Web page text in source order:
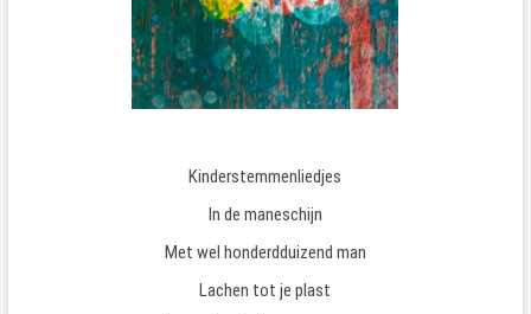
Kinderstemmenliedjes
In de maneschijn
Met wel honderdduizend man
Lachen tot je plast